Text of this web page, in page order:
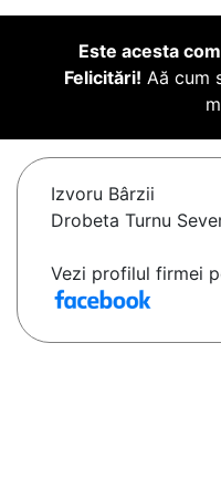
Este acesta
Felicitări! Aă cum
Izvoru Bârzii
Drobeta Turnu
Vezi profilul firmei